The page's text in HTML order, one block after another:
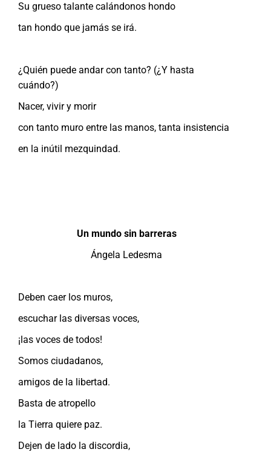
Su grueso talante calándonos hondo
tan hondo que jamás se irá.
¿Quién puede andar con tanto? (¿Y hasta
cuándo?)
Nacer, vivir y morir
con tanto muro entre las manos, tanta insistencia
en la inútil mezquindad.
Un mundo sin barreras
Ángela Ledesma
Deben caer los muros,
escuchar las diversas voces,
¡las voces de todos!
Somos ciudadanos,
amigos de la libertad.
Basta de atropello
la Tierra quiere paz.
Dejen de lado la discordia,